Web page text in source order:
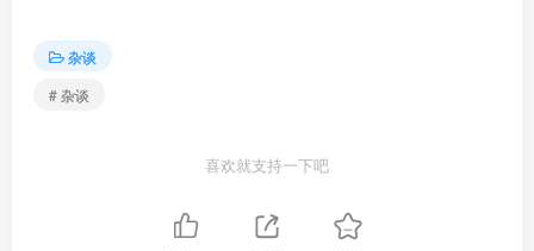
杂谈
# 杂谈
喜欢就支持一下吧